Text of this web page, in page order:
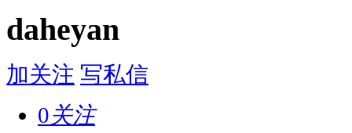
daheyan
加关注 写私信
0关注